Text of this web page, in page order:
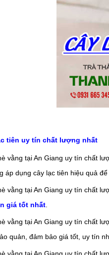
tiên uy tín chất lượng nhất
áp dụng cây lạc tiên hiệu quả
giá tốt nhất
quản, đảm bảo giá tốt, uy tín